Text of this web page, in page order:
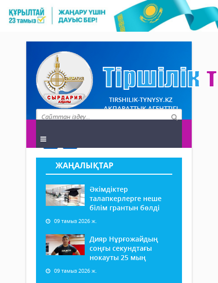
TIRSHILIK-TYNYSY.KZ
АҚПАРАТТЫҚ АГЕНТТІГІ
ЖАҢАЛЫҚТАР
Әкімдіктер
талапкерлерге неше
білім грантын бөлді
09 тамыз 2026 ж.
Дияр Нұрғожайдың
соңғы секундтағы
нокауты 25 мың
09 тамыз 2026 ж.